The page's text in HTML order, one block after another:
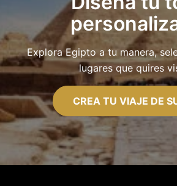
Explora Egipto a tu manera,
lugares que quires
CREA TU VIAJE DE